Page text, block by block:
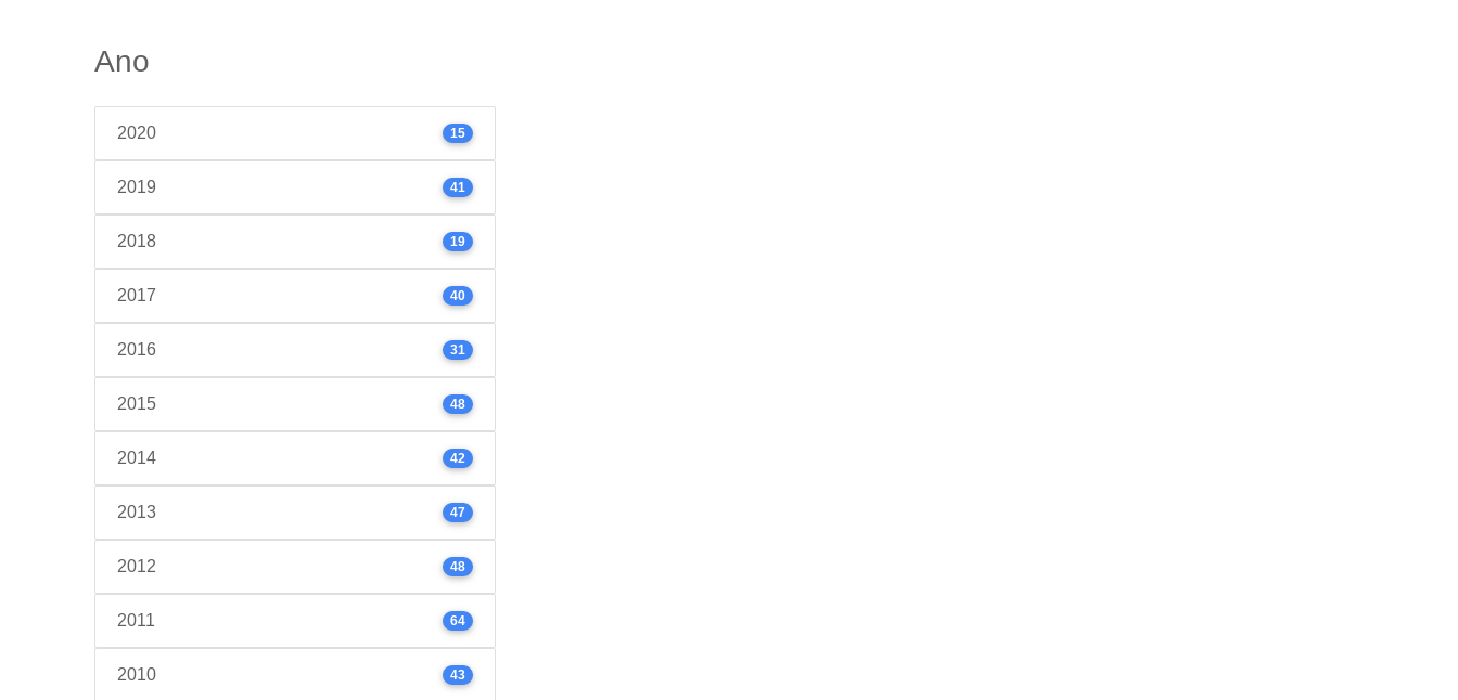
Ano
2020 15
2019 41
2018 19
2017 40
2016 31
2015 48
2014 42
2013 47
2012 48
2011 64
2010 43